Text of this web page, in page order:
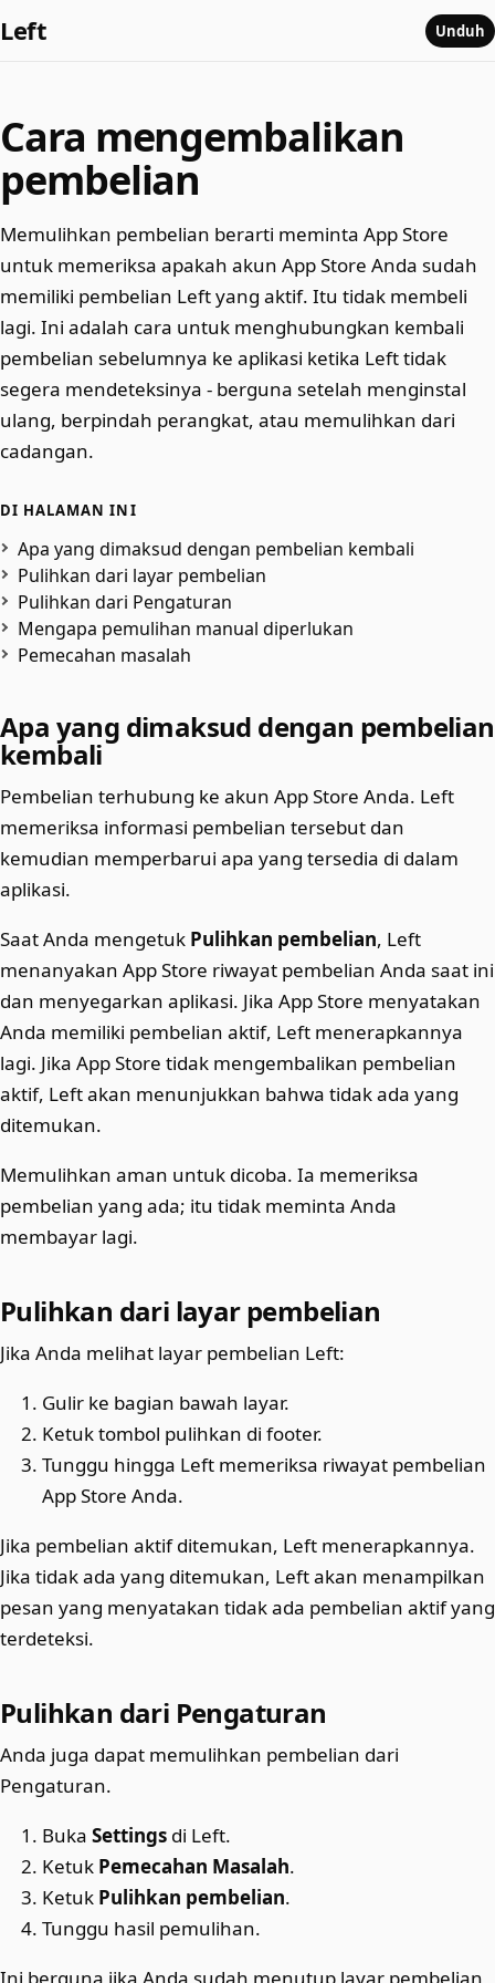
Left Unduh
Cara mengembalikan
pembelian
Memulihkan pembelian berarti meminta App Store
untuk memeriksa apakah akun App Store Anda sudah
memiliki pembelian Left yang aktif. Itu tidak membeli
lagi. Ini adalah cara untuk menghubungkan kembali
pembelian sebelumnya ke aplikasi ketika Left tidak
segera mendeteksinya - berguna setelah menginstal
ulang, berpindah perangkat, atau memulihkan dari
cadangan.
DI HALAMAN INI
Apa yang dimaksud dengan pembelian kembali
Pulihkan dari layar pembelian
Pulihkan dari Pengaturan
Mengapa pemulihan manual diperlukan
Pemecahan masalah
Apa yang dimaksud dengan pembelian
kembali
Pembelian terhubung ke akun App Store Anda. Left
memeriksa informasi pembelian tersebut dan
kemudian memperbarui apa yang tersedia di dalam
aplikasi.
Saat Anda mengetuk Pulihkan pembelian, Left
menanyakan App Store riwayat pembelian Anda saat ini
dan menyegarkan aplikasi. Jika App Store menyatakan
Anda memiliki pembelian aktif, Left menerapkannya
lagi. Jika App Store tidak mengembalikan pembelian
aktif, Left akan menunjukkan bahwa tidak ada yang
ditemukan.
Memulihkan aman untuk dicoba. Ia memeriksa
pembelian yang ada; itu tidak meminta Anda
membayar lagi.
Pulihkan dari layar pembelian
Jika Anda melihat layar pembelian Left:
Gulir ke bagian bawah layar.
Ketuk tombol pulihkan di footer.
Tunggu hingga Left memeriksa riwayat pembelian
App Store Anda.
Jika pembelian aktif ditemukan, Left menerapkannya.
Jika tidak ada yang ditemukan, Left akan menampilkan
pesan yang menyatakan tidak ada pembelian aktif yang
terdeteksi.
Pulihkan dari Pengaturan
Anda juga dapat memulihkan pembelian dari
Pengaturan.
BukaSettings di Left.
Ketuk Pemecahan Masalah.
Ketuk Pulihkan pembelian.
Tunggu hasil pemulihan.